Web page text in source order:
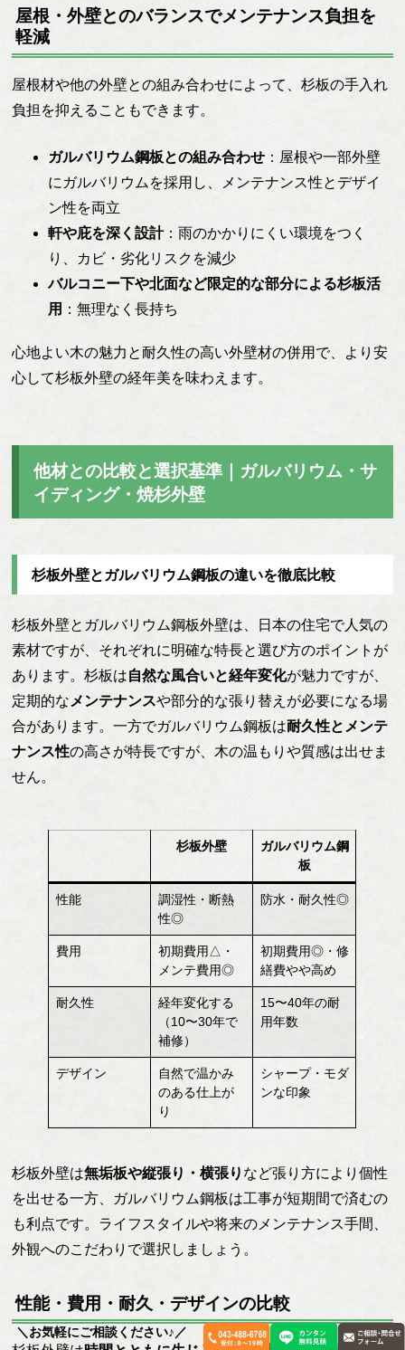
屋根・外壁とのバランスでメンテナンス負担を
軽減
屋根材や他の外壁との組み合わせによって、杉板の手入れ
負担を抑えることもできます。
ガルバリウム鋼板との組み合わせ ：屋根や一部外壁
にガルバリウムを採用し、メンテナンス性とデザイ
ン性を両立
軒や庇を深く設計：雨のかかりにくい環境をつく
り、カビ・劣化リスクを減少
バルコニー下や北面など限定的な部分による杉板活
用 ：無理なく長持ち
心地よい木の魅力と耐久性の高い外壁材の併用で、より安
心して杉板外壁の経年美を味わえます。
他材との比較と選択基準｜ガルバリウム・サ
イディング・焼杉外壁
杉板外壁とガルバリウム鋼板の違いを徹底比較
杉板外壁とガルバリウム鋼板外壁は、日本の住宅で人気の
素材ですが、それぞれに明確な特長と選び方のポイントが
あります。杉板は自然な風合いと経年変化が魅力ですが、
定期的な メンテナンスや部分的な張り替えが必要になる場
合があります。一方でガルバリウム鋼板は耐久性とメンテ
ナンス性の高さが特長ですが、木の温もりや質感は出せま
せん。
杉板外壁
ガルバリウム鋼
板
性能
調湿性・断熱
性◎
防水・耐久性◎
費用
初期費用△・
メンテ費用◎
初期費用◎・修
繕費やや高め
耐久性
経年変化する
（10〜30年で
補修）
15〜40年の耐
用年数
デザイン
自然で温かみ
のある仕上が
り
シャープ・モダ
ンな印象
杉板外壁は無垢板や縦張り・横張り など張り方により個性
を出せる一方、ガルバリウム鋼板は工事が短期間で済むの
も利点です。ライフスタイルや将来のメンテナンス手間、
外観へのこだわりで選択しましょう。
性能・費用・耐久・デザインの比較
＼お気軽にご相談ください♪／